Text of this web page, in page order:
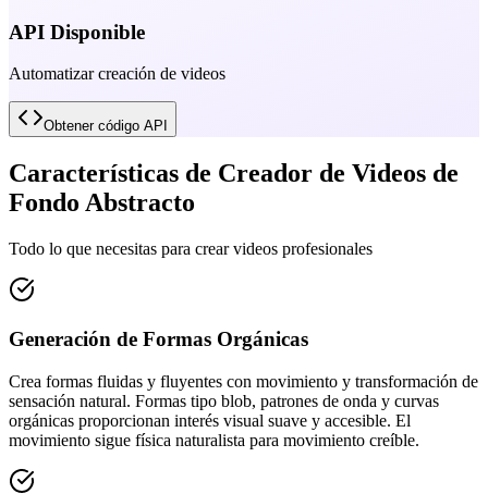
API Disponible
Automatizar creación de videos
Obtener código API
Características de Creador de Videos de
Fondo Abstracto
Todo lo que necesitas para crear videos profesionales
Generación de Formas Orgánicas
Crea formas fluidas y fluyentes con movimiento y transformación de
sensación natural. Formas tipo blob, patrones de onda y curvas
orgánicas proporcionan interés visual suave y accesible. El
movimiento sigue física naturalista para movimiento creíble.